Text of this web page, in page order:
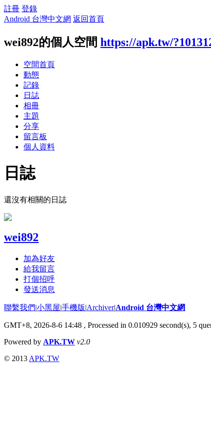
註冊 登錄
Android 台灣中文網 返回首頁
wei892的個人空間 https://apk.tw/
空間首頁
動態
記錄
日誌
相冊
主題
分享
留言板
個人資料
日誌
還沒有相關的日誌
wei892
加為好友
給我留言
打個招呼
發送消息
聯繫我們|小黑屋|手機版|Archiver|Android 台灣中文網
GMT+8, 2026-8-6 14:48 , Processed in 0.010929 second(s), 5
Powered by APK.TW v2.0
© 2013 APK.TW